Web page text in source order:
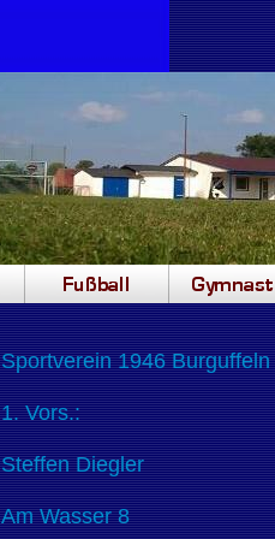
Sportverein 1946 Burguffeln
1. Vors.:
Steffen Diegler
Am Wasser 8